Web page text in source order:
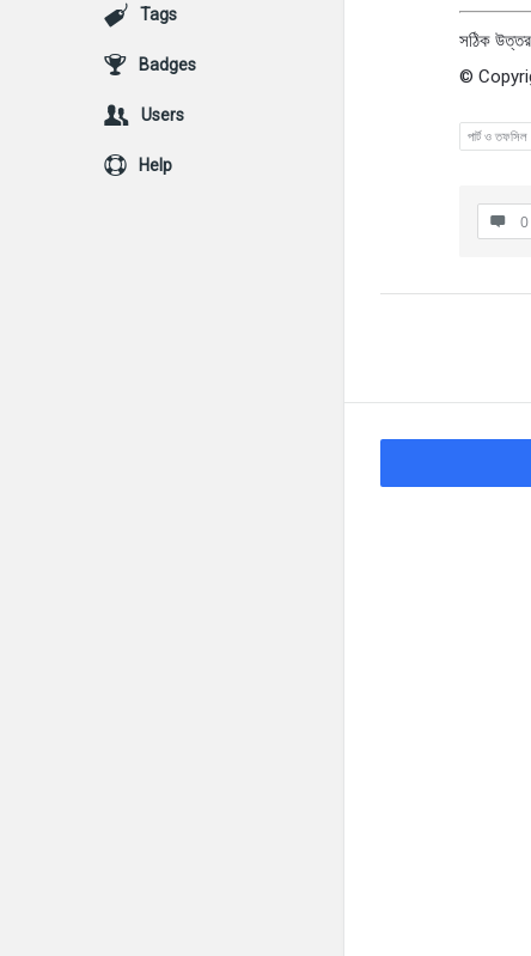
সঠিক
©
পার্ট ও তফসিল
Tags
Badges
Users
Help